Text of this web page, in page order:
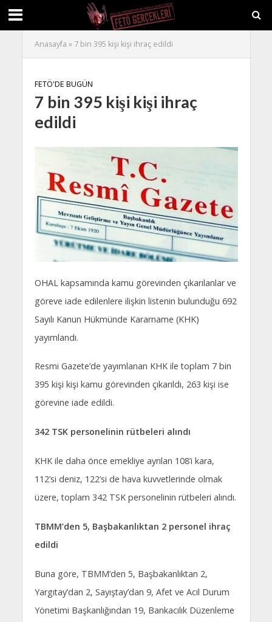
Anasayfa » 7 bin 395 kişi kişi ihraç edildi
FETÖ'DE BUGÜN
7 bin 395 kişi kişi ihraç
edildi
OHAL kapsamında kamu görevinden çıkarılanlar ve
göreve iade edilenlere ilişkin listenin bulunduğu 692
Sayılı Kanun Hükmünde Kararname (KHK)
yayımlandı.
Resmi Gazete’de yayımlanan KHK ile toplam 7 bin
395 kişi kişi kamu görevinden çıkarıldı, 263 kişi ise
görevine iade edildi.
342 TSK personelinin rütbeleri alındı
KHK ile daha önce emekliye ayrılan 108’i kara,
112’si deniz, 122’si de hava kuvvetlerinde olmak
üzere, toplam 342 TSK personelinin rütbeleri alındı.
TBMM’den 5, Başbakanlıktan 2 personel ihraç
edildi
Buna göre, TBMM’den 5, Başbakanlıktan 2,
Yargıtay’dan 2, Sayıştay’dan 9, Afet ve Acil Durum
Yönetimi Başkanlığından 19, Bankacılık Düzenleme